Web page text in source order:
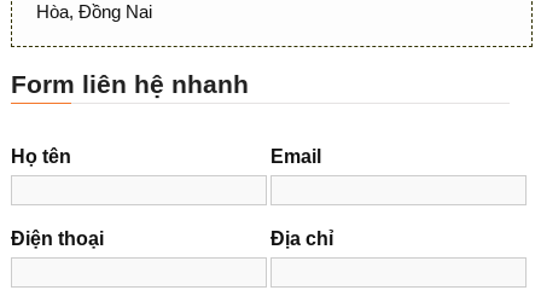
Hòa, Đồng Nai
Form liên hệ nhanh
Họ tên Email
Điện thoại Địa chỉ